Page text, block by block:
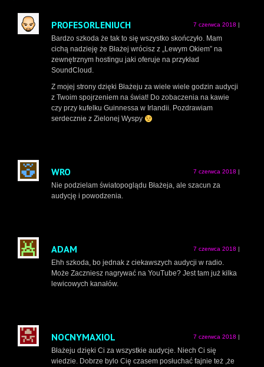
PROFESORLENIUCH 7 czerwca 2018
Bardzo szkoda że tak to się wszystko skończyło. Mam
cichą nadzieję że Błażej wrócisz z „Lewym Okiem” na
zewnętrznym hostingu jaki oferuje na przykład
SoundCloud.
Z mojej strony dzięki Błażeju za wiele wiele godzin audycji
z Twoim spojrzeniem na świat! Do zobaczenia na kawie
czy przy kufelku Guinnessa w Irlandii. Pozdrawiam
serdecznie z Zielonej Wyspy
WRO 7 czerwca 2018
Nie podzielam światopoglądu Błażeja, ale szacun za
audycję i powodzenia.
ADAM 7 czerwca 2018
Ehh szkoda, bo jednak z ciekawszych audycji w radio.
Może Zaczniesz nagrywać na YouTube? Jest tam już kilka
lewicowych kanałów.
NOCNYMAXIOL 7 czerwca 2018
Błażeju dzięki Ci za wszystkie audycje. Niech Ci się
wiedzie. Dobrze bylo Cię czasem posłuchać fajnie też ,że